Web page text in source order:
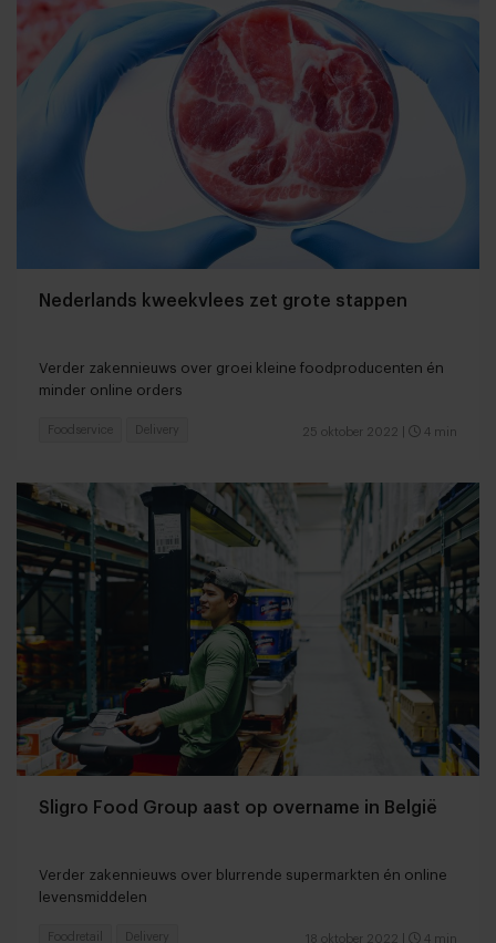
Nederlands kweekvlees zet grote stappen
Verder zakennieuws over groei kleine foodproducenten én
minder online orders
25 oktober 2022 4 min
Foodservice Delivery
Sligro Food Group aast op overname in België
Verder zakennieuws over blurrende supermarkten én online
levensmiddelen
18 oktober 2022 4 min
Foodretail Delivery